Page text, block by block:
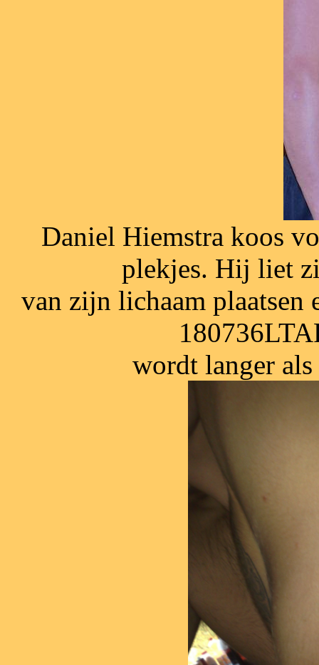
Daniel Hiemstra koos
plekjes. Hij liet
van zijn lichaam plaatsen
wordt langer